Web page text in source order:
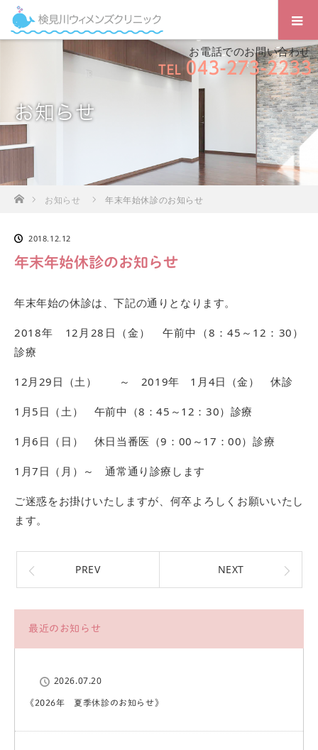
お電話でのお問い合わせ
TEL 043-273-2233
お知らせ
ホームお知らせ 年末年始休診のお知らせ
2018.12.12
年末年始休診のお知らせ
年末年始の休診は、下記の通りとなります。
2018年 12月28日（金） 午前中（8：45～12：30）
診療
12月29日（土） ～ 2019年 1月4日（金） 休診
1月5日（土） 午前中（8：45～12：30）診療
1月6日（日） 休日当番医（9：00～17：00）診療
1月7日（月）～ 通常通り診療します
ご迷惑をお掛けいたしますが、何卒よろしくお願いいたし
ます。
PREV NEXT
最近のお知らせ
2026.07.20
《2026年 夏季休診のお知らせ》